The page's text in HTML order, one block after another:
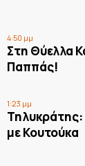
4:50 μμ
Στη Θύελλα
Παππάς!
1:23 μμ
Τηλυκράτης:
με Κουτούκα